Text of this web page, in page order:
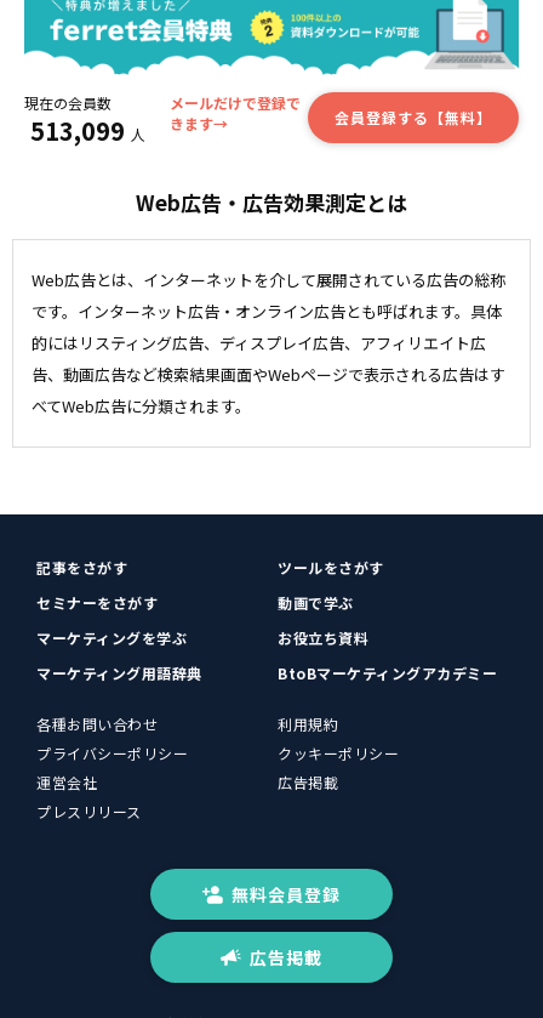
現在の会員数
513,099 人
メールだけで登録で
きます→
会員登録する【無料】
Web広告・広告効果測定とは
Web広告とは、インターネットを介して展開されている広告の総称
です。インターネット広告・オンライン広告とも呼ばれます。具体
的にはリスティング広告、ディスプレイ広告、アフィリエイト広
告、動画広告など検索結果画面やWebページで表示される広告はす
べてWeb広告に分類されます。
記事をさがす
ツールをさがす
セミナーをさがす
動画で学ぶ
マーケティングを学ぶ
お役立ち資料
マーケティング用語辞典
BtoBマーケティングアカデミー
各種お問い合わせ
利用規約
プライバシーポリシー
クッキーポリシー
運営会社
広告掲載
プレスリリース
無料会員登録
広告掲載